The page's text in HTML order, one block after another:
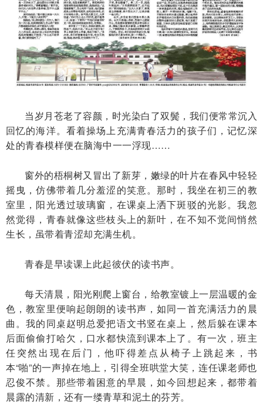
当岁月苍老了容颜，时光染白了双鬓，我们便常常沉入
回忆的海洋。看着操场上充满青春活力的孩子们，记忆深
处的青春模样便在脑海中一一浮现……
窗外的梧桐树又冒出了新芽，嫩绿的叶片在春风中轻轻
摇曳，仿佛带着几分羞涩的笑意。那时，我坐在初三的教
室里，阳光透过玻璃窗，在课桌上洒下斑驳的光影。我忽
然觉得，青春就像这些枝头上的新叶，在不知不觉间悄然
生长，虽带着青涩却充满生机。
青春是早读课上此起彼伏的读书声。
每天清晨，阳光刚爬上窗台，给教室镀上一层温暖的金
色，教室里便响起朗朗的读书声，如同一首充满活力的晨
曲。我的同桌赵明总爱把语文书竖在桌上，然后躲在课本
后面偷偷打哈欠，口水都快流到课本上了。有一次，班主
任突然出现在后门，他吓得差点从椅子上跳起来，书
本“啪”的一声掉在地上，引得全班哄堂大笑，连任课老师也
忍俊不禁。那些带着困意的早晨，如今回想起来，都带着
晨露的清新，还有一缕青草和泥土的芬芳。